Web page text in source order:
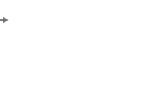
«Вкусы